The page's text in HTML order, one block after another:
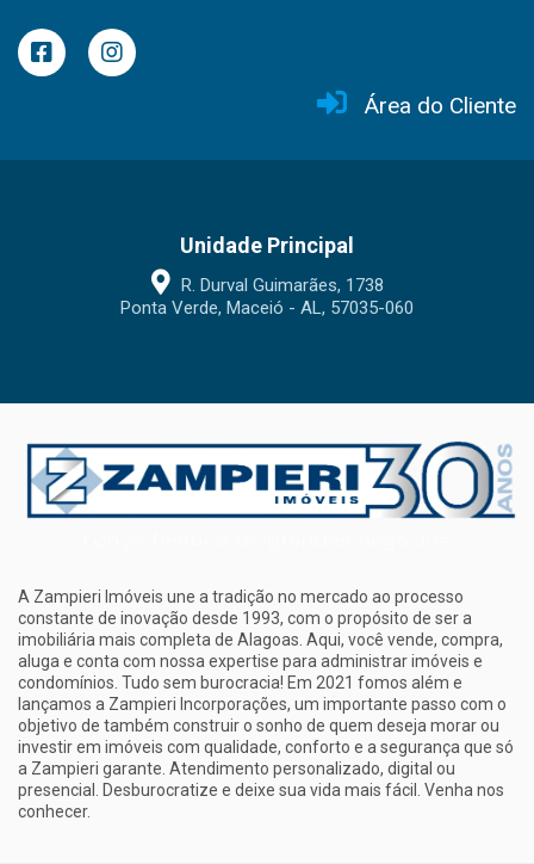
Área do Cliente
Unidade Principal
R. Durval Guimarães, 1738
Ponta Verde, Maceió - AL, 57035-060
A Zampieri Imóveis une a tradição no mercado ao processo
constante de inovação desde 1993, com o propósito de ser a
imobiliária mais completa de Alagoas. Aqui, você vende, compra,
aluga e conta com nossa expertise para administrar imóveis e
condomínios. Tudo sem burocracia! Em 2021 fomos além e
lançamos a Zampieri Incorporações, um importante passo com o
objetivo de também construir o sonho de quem deseja morar ou
investir em imóveis com qualidade, conforto e a segurança que só
a Zampieri garante. Atendimento personalizado, digital ou
presencial. Desburocratize e deixe sua vida mais fácil. Venha nos
conhecer.